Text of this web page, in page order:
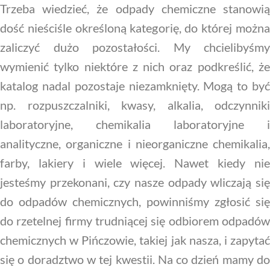
Trzeba wiedzieć, że odpady chemiczne stanowią
dość nieściśle określoną kategorię, do której można
zaliczyć dużo pozostałości. My chcielibyśmy
wymienić tylko niektóre z nich oraz podkreślić, że
katalog nadal pozostaje niezamknięty. Mogą to być
np. rozpuszczalniki, kwasy, alkalia, odczynniki
laboratoryjne, chemikalia laboratoryjne i
analityczne, organiczne i nieorganiczne chemikalia,
farby, lakiery i wiele więcej. Nawet kiedy nie
jesteśmy przekonani, czy nasze odpady wliczają się
do odpadów chemicznych, powinniśmy zgłosić się
do rzetelnej firmy trudniącej się odbiorem odpadów
chemicznych w Pińczowie, takiej jak nasza, i zapytać
się o doradztwo w tej kwestii. Na co dzień mamy do